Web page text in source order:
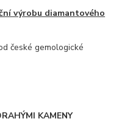
výrobu diamantového
české gemologické
KAMENY